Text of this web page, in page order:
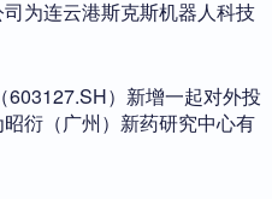
为连云港斯克斯机器人科技
603127.SH）新增一起对外投
衍（广州）新药研究中心有